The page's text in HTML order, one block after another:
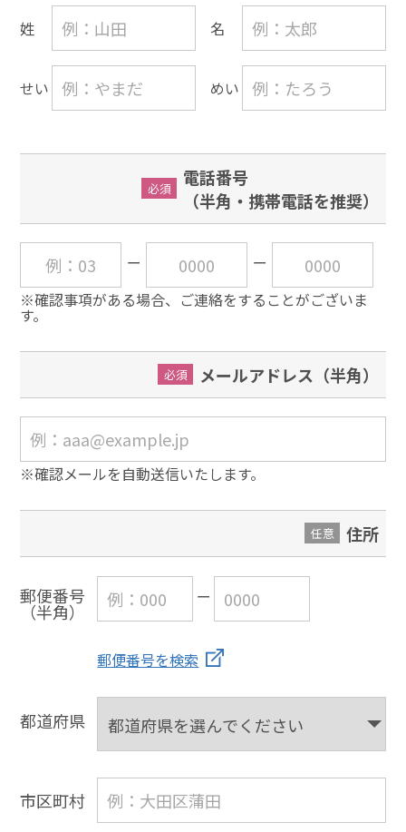
姓 名
せい めい
電話番号
（半角・携帯電話を推奨）
必須
※確認事項がある場合、ご連絡をすることがございま
す。
メールアドレス（半角）
必須
※確認メールを自動送信いたします。
住所
任意
郵便番号
（半角）
郵便番号を検索
都道府県
市区町村